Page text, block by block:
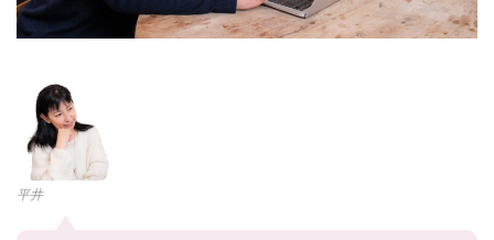
平井